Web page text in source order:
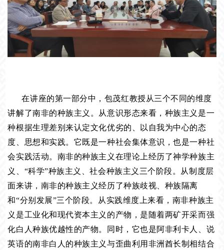
在讲座的第一部分中，包茂红教授从三个不同的维度
讲解了南非的种族主义。从意识形态来看，种族主义是一
种根据生理差别来认定文化优劣的、以自我为中心的态
度、思想和实践。它既是一种社会集体意识，也是一种社
会实践活动。南非的种族主义在理论上经历了神学种族主
义、“科学”种族主义、社会种族主义三个阶段。从制度层
面来讲，南非的种族主义经历了种族歧视、种族隔离
和“分别发展”三个阶段。从实践维度上来看，南非种族主
义是工业化和现代资本主义的产物，是随着两矿开采而强
化白人种族优越性的产物。同时，它也是阿非利卡人、说
英语的南非白人的种族主义与歪曲利用非洲酋长制相结合